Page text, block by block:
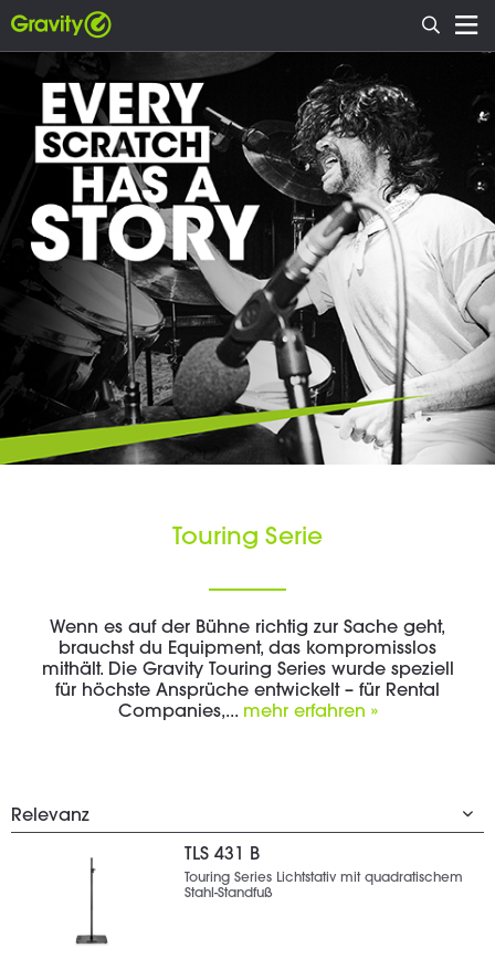
Touring Serie
Wenn es auf der Bühne richtig zur Sache geht,
brauchst du Equipment, das kompromisslos
mithält. Die Gravity Touring Series wurde speziell
für höchste Ansprüche entwickelt – für Rental
Companies,... mehr erfahren »
TLS 431 B
Touring Series Lichtstativ mit quadratischem
Stahl-Standfuß